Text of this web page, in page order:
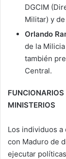
DGCIM
Militar) y
Orlando
de la
también
Central.
MINISTERIOS
Los individuos
con Maduro de
ejecutar